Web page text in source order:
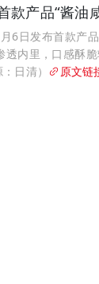
产品“酱油
日发布首款产
内里，口感酥
日清）
原文链